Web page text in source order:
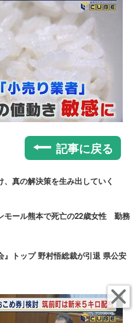
記事に戻る
真の解決策を生み出していく
モール熊本で死亡の22歳女性 勤務
』トップ 野村悟総裁が引退 県公安